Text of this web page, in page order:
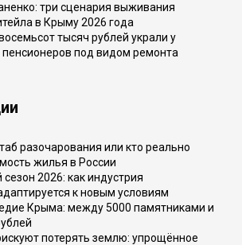
три сценария выживания
в Крыму 2026 года
тысяч рублей украли у
пенсионеров под видом ремонта
разочарования или кто реально
жилья в России
2026: как индустрия
к новым условиям
Крыма: между 5000 памятниками и
потерять землю: упрощённое